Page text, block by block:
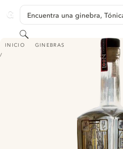
GINVENTORY
Encuentra una ginebra, Tónica, …
Buscar
INICIO GINEBRAS
METROPOLIGIN